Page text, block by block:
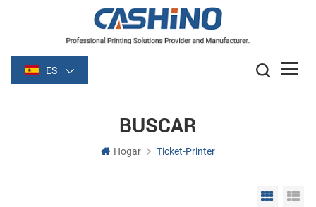
ES
BUSCAR
Hogar Ticket-Printer
Grid